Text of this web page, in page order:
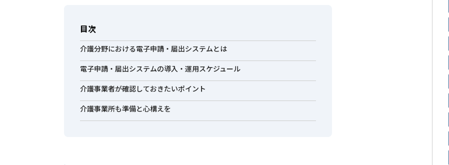
目次
介護分野における電子申請・届出システムとは
電子申請・届出システムの導入・運用スケジュール
介護事業者が確認しておきたいポイント
介護事業所も準備と心構えを